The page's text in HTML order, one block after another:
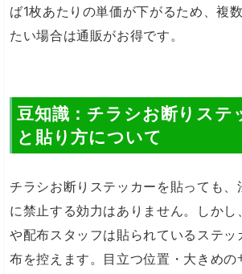
ば1枚あたりの単価が下がるため、複
たい場合は通販がお得です。
豆知識：チラシお断りステ
と貼り方について
チラシお断りステッカーを貼っても、
に禁止する効力はありません。しかし
や配布スタッフは貼られているステッ
布を控えます。目立つ位置・大きめの